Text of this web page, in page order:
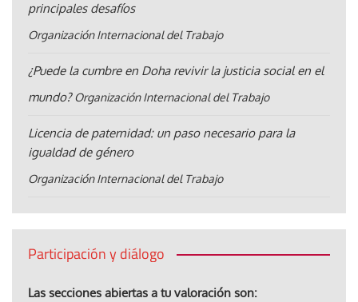
principales desafíos
Organización Internacional del Trabajo
¿Puede la cumbre en Doha revivir la justicia social en el
mundo? Organización Internacional del Trabajo
Licencia de paternidad: un paso necesario para la
igualdad de género
Organización Internacional del Trabajo
Participación y diálogo
Las secciones abiertas a tu valoración son: